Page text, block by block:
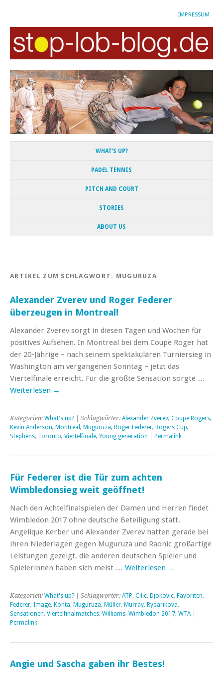
IMPRESSUM
WHAT’S UP?
PADEL TENNIS
PITCH AND COURT
STORIES
ABOUT US
ARTIKEL ZUM SCHLAGWORT: MUGURUZA
Alexander Zverev und Roger Federer
überzeugen in Montreal!
Alexander Zverev sorgt in diesen Tagen und Wochen für
positives Aufsehen. In Montreal bei dem Coupe Roger hat
der 20-Jährige – nach seinem spektakulären Turniersieg in
Washington am vergangenen Sonntag – jetzt das
Viertelfinale erreicht. Für die größte Sensation sorgte …
Weiterlesen →
Kategorien: What's up? | Schlagwörter: Alexander Zverev, Coupe Rogers,
Kevin Anderson, Montreal , Muguruza, Roger Federer, Rogers Cup,
Stephens, Toronto, Viertelfinale, Young generation Permalink
Für Federer ist die Tür zum achten
Wimbledonsieg weit geöffnet!
Nach den Achtelfinalspielen der Damen und Herren findet
Wimbledon 2017 ohne deutsche Beteiligung statt.
Angelique Kerber und Alexander Zverev hatten gerade bei
ihren Niederlagen gegen Muguruza und Raonic großartige
Leistungen gezeigt, die anderen deutschen Spieler und
Spielerinnen haben sich meist … Weiterlesen →
Kategorien: What's up? | Schlagwörter: ATP, Cilic, Djokovic, Favoriten,
Federer, Image, Konta, Muguruza, Müller, Murray, Rybarikova,
Sensationen, Viertelfinalmatches, Williams, Wimbledon 2017, WTA|
Permalink
Angie und Sascha gaben ihr Bestes!